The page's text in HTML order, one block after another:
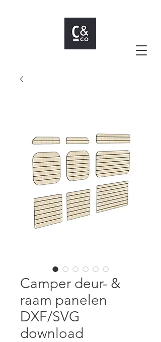
Camper deur- &
raam panelen
DXF/SVG
download